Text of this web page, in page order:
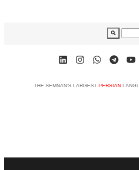
THE SEMNAN’S LARGEST